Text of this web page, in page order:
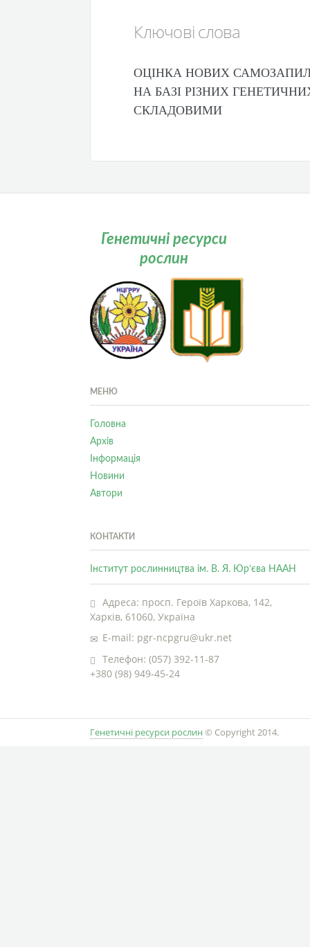
Ключові слова
ОЦІНКА НОВИХ
НА БАЗІ РІЗНИХ
СКЛАДОВИМИ
Генетичні ресурси
рослин
МЕНЮ
Головна
Архів
Інформація
Новини
Автори
КОНТАКТИ
Інститут рослинництва ім. В. Я. Юр’єва НААН
Адреса: просп. Героїв Харкова, 142,
Харків, 61060, Україна
E-mail: pgr-ncpgru@ukr.net
Телефон: (057) 392-11-87
+380 (98) 949-45-24
Генетичні ресурси рослин © Copyright 2014.